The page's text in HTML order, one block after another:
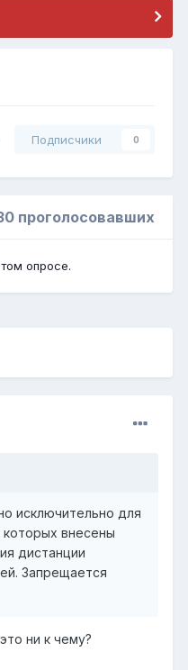
Подписчики 0
проголосовавших
опросе.
исключительно для
которых внесены
дистанции
Запрещается
ни к чему?